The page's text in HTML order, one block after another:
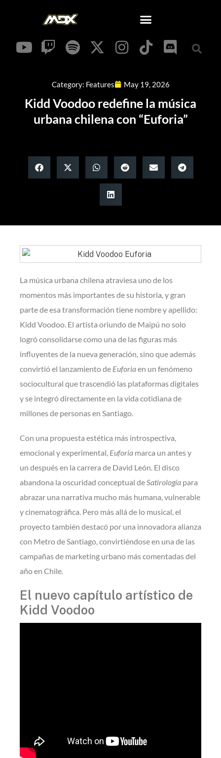
Category: Features May 19, 2026
Kidd Voodoo redefine la música
urbana chilena con “Euforia”
La música urbana chilena atraviesa uno de los
momentos más importantes de su historia, y gran
parte de esa transformación tiene nombre y apellido:
Kidd Voodoo. El artista oriundo de Maipú no solo
logró consolidarse como una de las figuras más
influyentes de la nueva generación, sino que además
convirtió el lanzamiento de Euforiaen un fenómeno
sociocultural que trascendió las plataformas digitales
y se integró directamente en la vida cotidiana de
millones de personas en Santiago.
Con una propuesta estética más introspectiva,
emocional y experimental, Euforia marca un antes y
un después en la carrera de David León. El disco
abandona la oscuridad conceptual de Satirología para
abrazar una narrativa mucho más humana, vulnerable
y cinematográfica. Pero más allá de lo musical, el
proyecto también destacó por una innovadora alianza
con Metro de Santiago, convirtiéndose en una de las
campañas de marketing urbano más comentadas del
año en Chile.
El nuevo capítulo artístico de
Kidd Voodoo